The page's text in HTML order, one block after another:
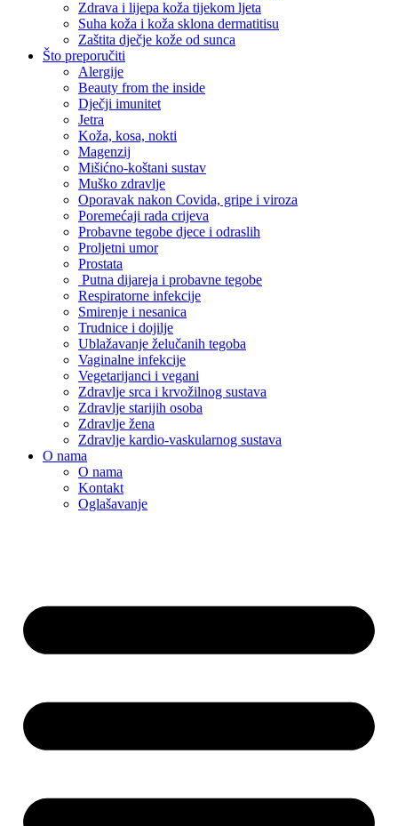
Zdrava i lijepa koža tijekom ljeta
Suha koža i koža sklona dermatitisu
Zaštita dječje kože od sunca
Što preporučiti
Alergije
Beauty from the inside
Dječji imunitet
Jetra
Koža, kosa, nokti
Magenzij
Mišićno-koštani sustav
Muško zdravlje
Oporavak nakon Covida, gripe i viroza
Poremećaji rada crijeva
Probavne tegobe djece i odraslih
Proljetni umor
Prostata
Putna dijareja i probavne tegobe
Respiratorne infekcije
Smirenje i nesanica
Trudnice i dojilje
Ublažavanje želučanih tegoba
Vaginalne infekcije
Vegetarijanci i vegani
Zdravlje srca i krvožilnog sustava
Zdravlje starijih osoba
Zdravlje žena
Zdravlje kardio-vaskularnog sustava
O nama
O nama
Kontakt
Oglašavanje